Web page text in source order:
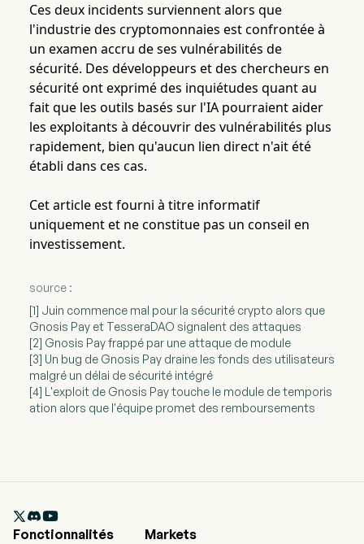
Ces deux incidents surviennent alors que
l'industrie des cryptomonnaies est confrontée à
un examen accru de ses vulnérabilités de
sécurité. Des développeurs et des chercheurs en
sécurité ont exprimé des inquiétudes quant au
fait que les outils basés sur l'IA pourraient aider
les exploitants à découvrir des vulnérabilités plus
rapidement, bien qu'aucun lien direct n'ait été
établi dans ces cas.
Cet article est fourni à titre informatif
uniquement et ne constitue pas un conseil en
investissement.
source :
[1] Juin commence mal pour la sécurité crypto alors que
Gnosis Pay et TesseraDAO signalent des attaques
[2] Gnosis Pay frappé par une attaque de module
[3] Un bug de Gnosis Pay draine les fonds des utilisateurs
malgré un délai de sécurité intégré
[4] L'exploit de Gnosis Pay touche le module de temporis
ation alors que l'équipe promet des remboursements

Fonctionnalités
Markets